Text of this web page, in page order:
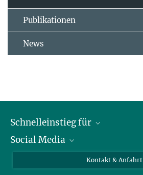
Publikationen
News
Schnelleinstieg für
Journalist*innen
Social Media
Kontakt & Anfahrt